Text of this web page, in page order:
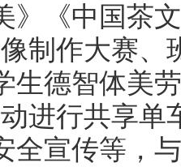
》《中国茶
制作大赛、
生德智体美
进行共享单
全宣传等，